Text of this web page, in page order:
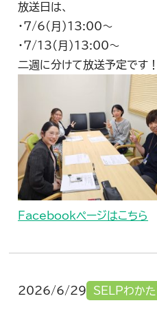
放送日は、
・7/6(月)13:00～
・7/13(月)13:00～
二週に分けて放送予定です！
Facebookページはこちら
2026/6/29 SELPわか